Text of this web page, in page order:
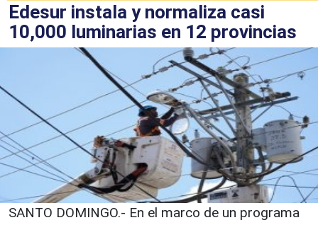
Edesur instala y normaliza casi
10,000 luminarias en 12 provincias
SANTO DOMINGO.- En el marco de un programa